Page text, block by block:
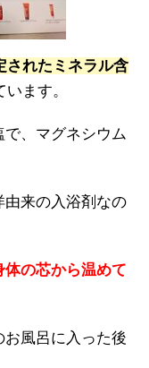
されたミネラル含
ます。
で、マグネシウム
来の入浴剤なの
の芯から温めて
風呂に入った後